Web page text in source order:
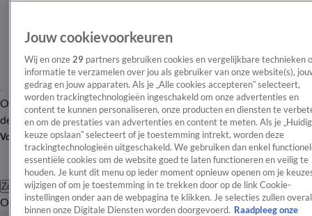
OverzichtAfleveringen Entertainment TV Algemeen
Tip
de redactieNieuwsbrief
Volg Shownieuws
Zoeken
OverzichtEntertainmentSpraakmakendRealityCrimeVideo's
Jouw cookievoorkeuren
Wij en onze 29 partners gebruiken cookies en vergelijkbare technieken
informatie te verzamelen over jou als gebruiker van onze website(s),
gedrag en jouw apparaten. Als je „Alle cookies accepteren” selecteert,
worden trackingtechnologieën ingeschakeld om onze advertenties en
content te kunnen personaliseren, onze producten en diensten te
en om de prestaties van advertenties en content te meten. Als je
keuze opslaan” selecteert of je toestemming intrekt, worden deze
trackingtechnologieën uitgeschakeld. We gebruiken dan enkel
essentiële cookies om de website goed te laten functioneren en veilig te
houden. Je kunt dit menu op ieder moment opnieuw openen om je
wijzigen of om je toestemming in te trekken door op de link Cookie-
instellingen onder aan de webpagina te klikken. Je selecties zullen overal
binnen onze Digitale Diensten worden doorgevoerd. Raadpleeg onze